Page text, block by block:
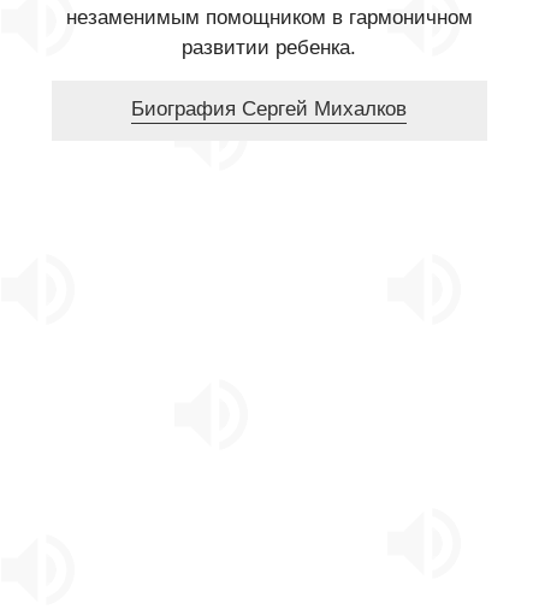
незаменимым помощником в гармоничном
развитии ребенка.
Биография Сергей Михалков